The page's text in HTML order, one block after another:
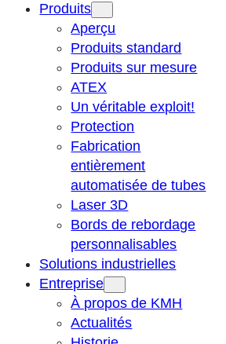
Produits
Aperçu
Produits standard
Produits sur mesure
ATEX
Un véritable exploit!
Protection
Fabrication
entièrement
automatisée de tubes
Laser 3D
Bords de rebordage
personnalisables
Solutions industrielles
Entreprise
À propos de KMH
Actualités